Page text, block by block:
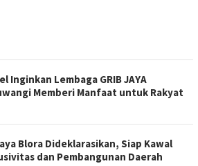
Inginkan Lembaga GRIB JAYA
Memberi Manfaat untuk Rakyat
Blora Dideklarasikan, Siap Kawal
dan Pembangunan Daerah